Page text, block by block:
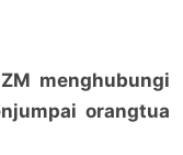
menghubungi
orangtua